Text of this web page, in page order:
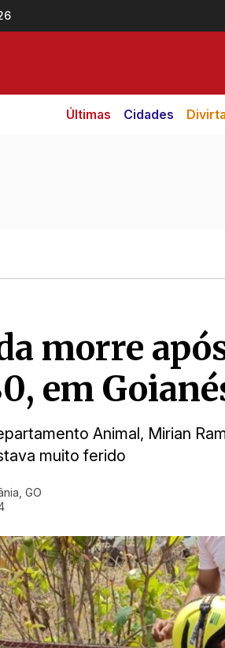
Últimas Cidades
morre
em
Animal, Mirian
muito ferido
GO